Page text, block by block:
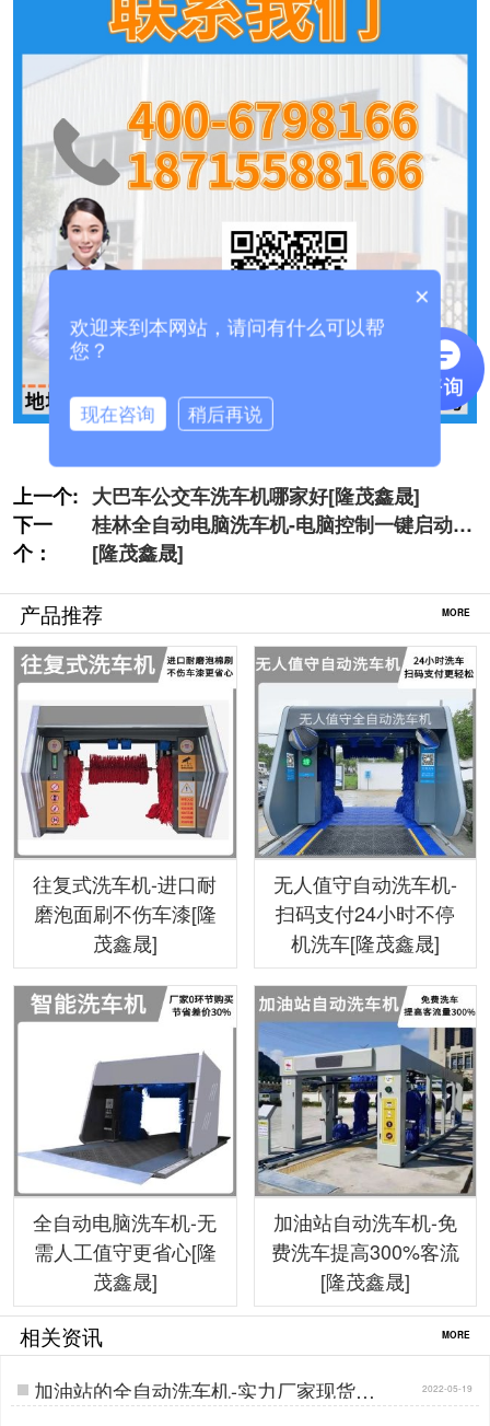
上一个: 大巴车公交车洗车机哪家好[隆茂鑫晟]
下一
个：
桂林全自动电脑洗车机-电脑控制一键启动
[隆茂鑫晟]
产品推荐 MORE
往复式洗车机-进口耐
磨泡面刷不伤车漆[隆
茂鑫晟]
无人值守自动洗车机-
扫码支付24小时不停
机洗车[隆茂鑫晟]
全自动电脑洗车机-无
需人工值守更省心[隆
茂鑫晟]
加油站自动洗车机-免
费洗车提高300%客流
[隆茂鑫晟]
相关资讯 MORE
加油站的全自动洗车机-实力厂家现货直
供[隆茂鑫晟]…
2022-05-19
×
欢迎来到本网站，请问有什么可以帮
您？
现在咨询 稍后再说